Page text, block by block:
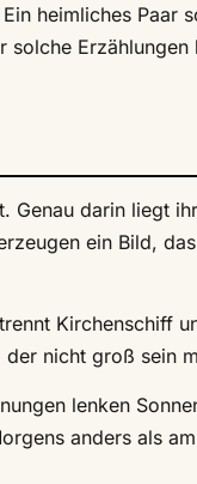
heimliches Paar
Erzählungen
darin liegt
ein Bild,
Kirchenschiff
nicht groß sein
lenken
anders als